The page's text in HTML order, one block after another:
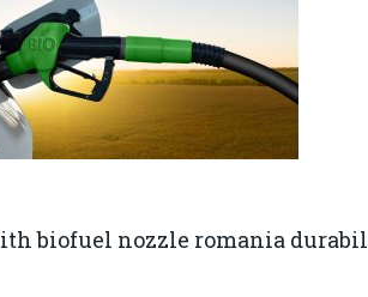
biofuel nozzle romania